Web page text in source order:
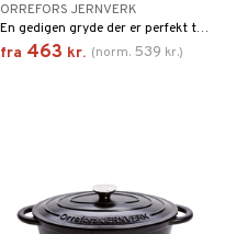
ORREFORS JERNVERK
En gedigen gryde der er perfekt til både simreretter og hverdagsmad.
fra 463 kr. (norm. 539 kr.)